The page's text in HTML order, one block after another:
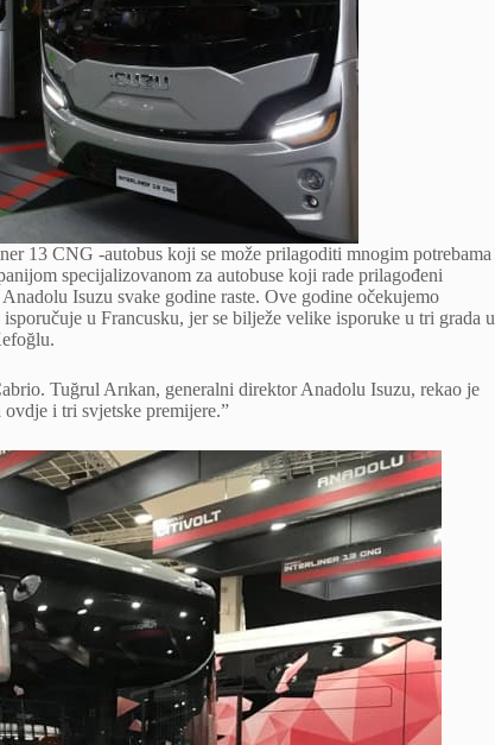
13 CNG -autobus koji se može prilagoditi mnogim potrebama
specijalizovanom za autobuse koji rade prilagođeni
Isuzu svake godine raste. Ove godine očekujemo
u Francusku, jer se bilježe velike isporuke u tri grada u
Tuğrul Arıkan, generalni direktor Anadolu Isuzu, rekao je
i tri svjetske premijere.”